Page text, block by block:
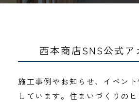
西本商店SNS公式ア
施工事例やお知らせ、イベン
しています。住まいづくりの